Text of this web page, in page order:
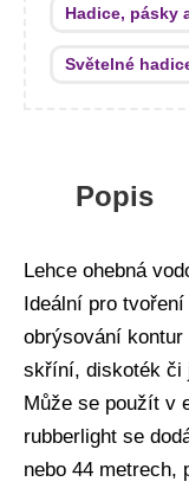
Hadice, pásky
Světelné
Popis
Lehce ohebná
Ideální pro
obrýsování
skříní, diskoték či
Může se použít v
rubberlight se
nebo 44 metrech,